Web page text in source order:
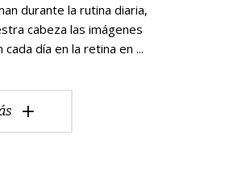
durante la rutina diaria,
cabeza las imágenes
cada día en la retina en